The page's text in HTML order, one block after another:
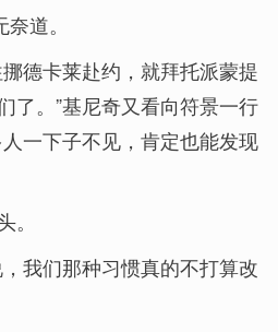
道。
德卡莱赴约，就拜托派蒙提
了。”基尼奇又看向符景一行
一下子不见，肯定也能发现
我们那种习惯真的不打算改